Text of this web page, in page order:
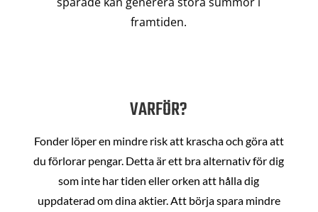
framtiden.
VARFÖR?
Fonder löper en mindre risk att krascha och göra att
du förlorar pengar. Detta är ett bra alternativ för dig
som inte har tiden eller orken att hålla dig
uppdaterad om dina aktier. Att börja spara mindre